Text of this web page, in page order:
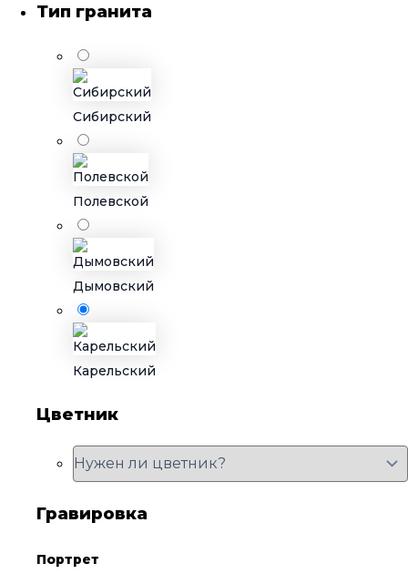
Тип гранита
Карельский
Дымовский
Полевской
Сибирский
Цветник
Гравировка
Портрет